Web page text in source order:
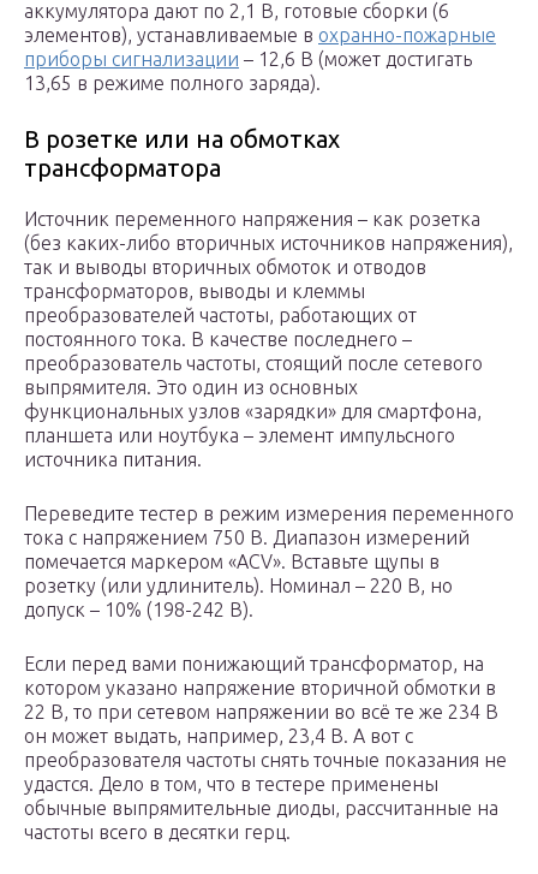
аккумулятора дают по 2,1 В, готовые сборки (6
элементов), устанавливаемые в охранно-пожарные
приборы сигнализации – 12,6 В (может достигать
13,65 в режиме полного заряда).
В розетке или на обмотках
трансформатора
Источник переменного напряжения – как розетка
(без каких-либо вторичных источников напряжения),
так и выводы вторичных обмоток и отводов
трансформаторов, выводы и клеммы
преобразователей частоты, работающих от
постоянного тока. В качестве последнего –
преобразователь частоты, стоящий после сетевого
выпрямителя. Это один из основных
функциональных узлов «зарядки» для смартфона,
планшета или ноутбука – элемент импульсного
источника питания.
Переведите тестер в режим измерения переменного
тока с напряжением 750 В. Диапазон измерений
помечается маркером «ACV». Вставьте щупы в
розетку (или удлинитель). Номинал – 220 В, но
допуск – 10% (198-242 В).
Если перед вами понижающий трансформатор, на
котором указано напряжение вторичной обмотки в
22 В, то при сетевом напряжении во всё те же 234 В
он может выдать, например, 23,4 В. А вот с
преобразователя частоты снять точные показания не
удастся. Дело в том, что в тестере применены
обычные выпрямительные диоды, рассчитанные на
частоты всего в десятки герц.